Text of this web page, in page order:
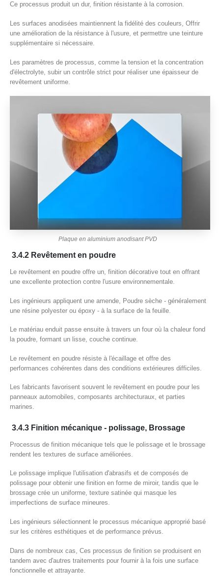
Ce processus produit un dur, finition résistante à la corrosion.
Les surfaces anodisées maintiennent la fidélité des couleurs, Offrir
une amélioration de la résistance à l'usure, et permettre une teinture
supplémentaire si nécessaire.
Les paramètres de processus, comme la tension et la concentration
d'électrolyte, subir un contrôle strict pour réaliser une épaisseur de
revêtement uniforme.
Plaque en aluminium anodisant PVD
3.4.2 Revêtement en poudre
Le revêtement en poudre offre un, finition décorative tout en offrant
une excellente protection contre l'usure environnementale.
Les ingénieurs appliquent une amende, Poudre sèche - généralement
une résine polyester ou époxy - à la surface de la feuille.
Le matériau enduit passe ensuite à travers un four où la chaleur fond
la poudre, formant un lisse, couche continue.
Le revêtement en poudre résiste à l'écaillage et offre des
performances cohérentes dans des conditions extérieures difficiles.
Les fabricants favorisent souvent le revêtement en poudre pour les
panneaux automobiles, composants architecturaux, et parties
marines.
3.4.3 Finition mécanique - polissage, Brossage
Processus de finition mécanique tels que le polissage et le brossage
rendent les textures de surface améliorées.
Le polissage implique l'utilisation d'abrasifs et de composés de
polissage pour obtenir une finition en forme de miroir, tandis que le
brossage crée un uniforme, texture satinée qui masque les
imperfections de surface mineures.
Les ingénieurs sélectionnent le processus mécanique approprié basé
sur les critères esthétiques et de performance prévus.
Dans de nombreux cas, Ces processus de finition se produisent en
tandem avec d'autres traitements pour fournir à la fois une surface
fonctionnelle et attrayante.